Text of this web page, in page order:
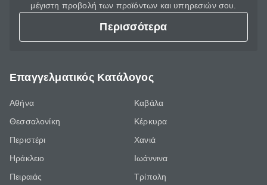
μέγιστη προβολή των προϊόντων και υπηρεσιών σου.
Περισσότερα
Επαγγελματικός Κατάλογος
Αθήνα
Θεσσαλονίκη
Περιστέρι
Ηράκλειο
Πειραιάς
Καβάλα
Κέρκυρα
Χανιά
Ιωάννινα
Τρίπολη